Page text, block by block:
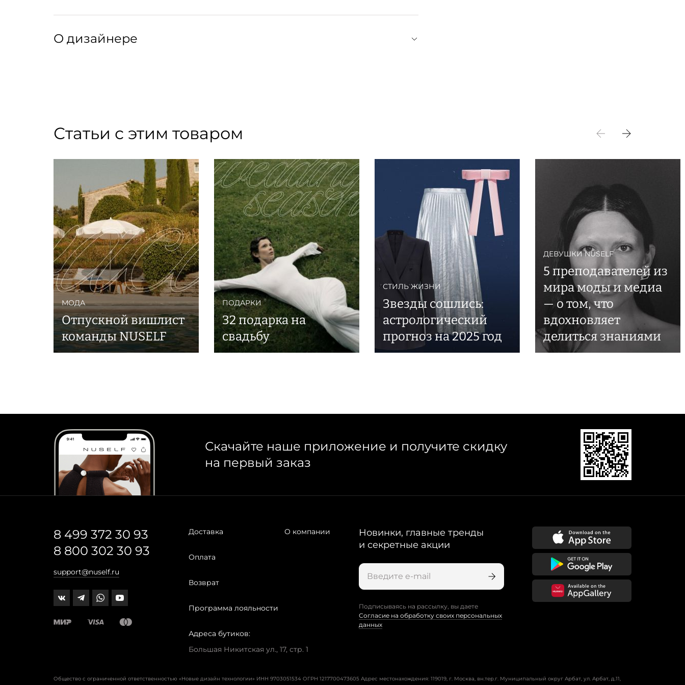
Артикул: 255055003
О дизайнере
Статьи с этим товаром
МОДА
Отпускной вишлист
команды NUSELF
ПОДАРКИ
32 подарка на
свадьбу
СТИЛЬ ЖИЗНИ
Звезды сошлись:
астрологический
прогноз на 2025 год
ДЕВУШКИ NUSELF
5 преподавателей из
мира моды и медиа
— о том, что
вдохновляет
делиться знаниями
Скачайте наше приложение и получите скидку
на первый заказ
8 499 372 30 93
8 800 302 30 93
support@nuself.ru
Доставка
Оплата
Возврат
Программа лояльности
О компании
Адреса бутиков:
Большая Никитская ул., 17, стр. 1
Новинки, главные тренды
и секретные акции
Подписываясь на рассылку, вы даете
Согласие на обработку своих персональных
данных
Общество с ограниченной ответственностью «Новые дизайн технологии» ИНН 9703051534 ОГРН 1217700473605 Адрес местонахождения: 119019, г. Москва, вн.тер.г. Муниципальный округ Арбат, ул. Арбат, д.11,